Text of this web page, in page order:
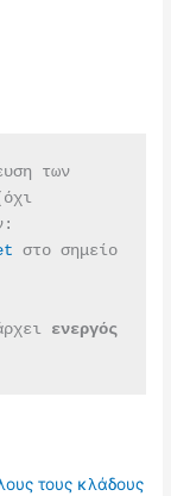
των
στο σημείο
τους κλάδους